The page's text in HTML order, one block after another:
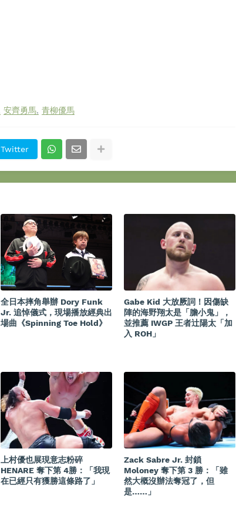
安齊勇馬 青柳優馬
Twitter
全日本摔角舉辦 Dory Funk
Jr. 追悼儀式，現場播放經典出
場曲《Spinning Toe Hold》
Gabe Kid 大放厥詞！因傷缺
陣的海野翔太是「膽小鬼」，
並推薦 IWGP 王者辻陽太「加
入 ROH」
上村優也展現意志粉碎
HENARE 奪下第 4勝：「我現
在已經只有獲勝這條路了」
Zack Sabre Jr. 封鎖
Moloney 奪下第 3 勝：「雖
然大概沒辦法奪冠了，但
是……」